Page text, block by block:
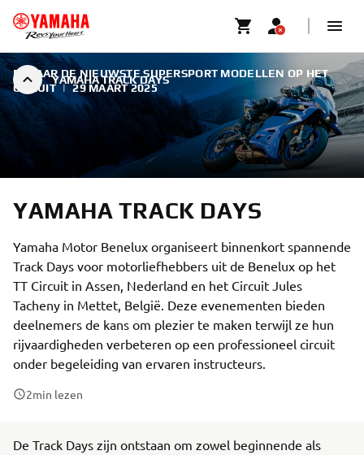
YAMAHA TRACK DAYS
ERVAAR DE NIEUWSTE SUPERSPORT MODELLEN OP HET
CIRCUIT | 29 MAART 2025
YAMAHA TRACK DAYS
Yamaha Motor Benelux organiseert binnenkort spannende
Track Days voor motorliefhebbers uit de Benelux op het
TT Circuit in Assen, Nederland en het Circuit Jules
Tacheny in Mettet, België. Deze evenementen bieden
deelnemers de kans om plezier te maken terwijl ze hun
rijvaardigheden verbeteren op een professioneel circuit
onder begeleiding van ervaren instructeurs.
2min lezen
De Track Days zijn ontstaan om zowel beginnende als